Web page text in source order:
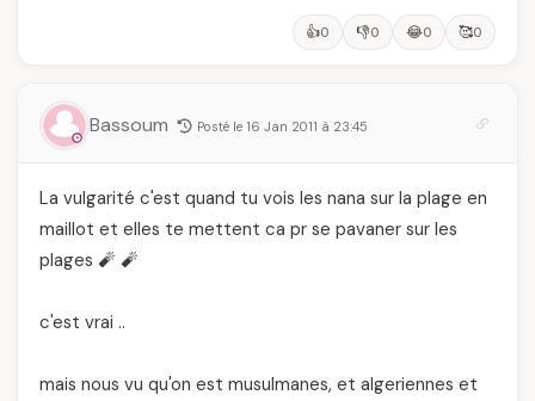
👍0 👎0 😂0 🥰0
Bassoum Posté le 16 Jan 2011 à 23:45
La vulgarité c'est quand tu vois les nana sur la plage en
maillot et elles te mettent ca pr se pavaner sur les
plages 🧨 🧨
c'est vrai ..
mais nous vu qu'on est musulmanes, et algeriennes et